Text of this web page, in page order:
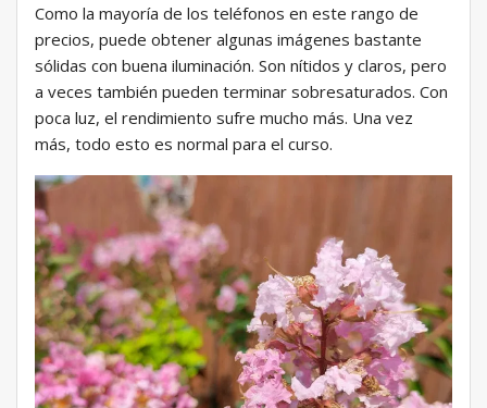
Como la mayoría de los teléfonos en este rango de
precios, puede obtener algunas imágenes bastante
sólidas con buena iluminación. Son nítidos y claros, pero
a veces también pueden terminar sobresaturados. Con
poca luz, el rendimiento sufre mucho más. Una vez
más, todo esto es normal para el curso.